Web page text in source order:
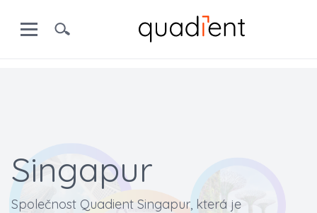
Singapur
Společnost Quadient Singapur, která je